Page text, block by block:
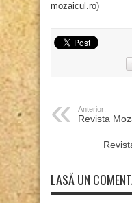
mozaicul.ro)
Anterior:
Revista
LASĂ UN